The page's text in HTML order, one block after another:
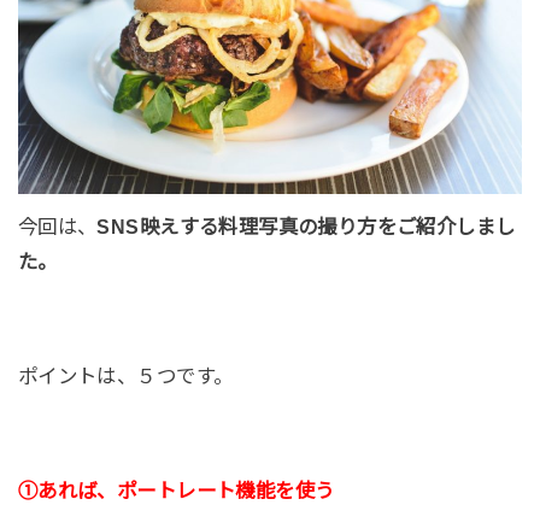
今回は、SNS映えする料理写真の撮り方をご紹介しまし
た。
ポイントは、５つです。
①あれば、ポートレート機能を使う